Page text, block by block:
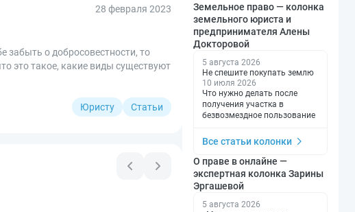
28 февраля 2023
забыть о добросовестности, то
это такое, какие виды существуют
Юристу Статьи
Земельное право — колонка
земельного юриста и
предпринимателя Алены
Докторовой
5 августа 2026
Не спешите покупать землю
10 июля 2026
Что нужно делать после
получения участка в
безвозмездное пользование
Все статьи колонки
О праве в онлайне —
экспертная колонка Зарины
Эргашевой
5 августа 2026